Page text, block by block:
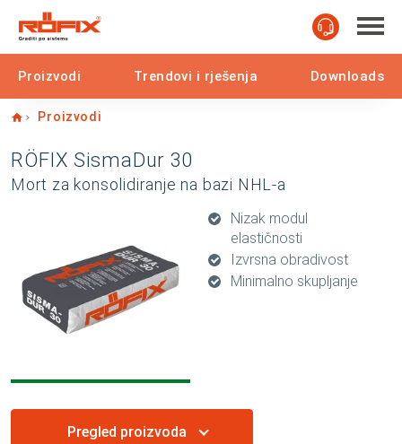
Proizvodi Trendovi i rješenja Downloads
Home
Proizvodi
RÖFIX SismaDur 30
Mort za konsolidiranje na bazi NHL-a
Nizak modul
elastičnosti
Izvrsna obradivost
Minimalno skupljanje
Pregled proizvoda